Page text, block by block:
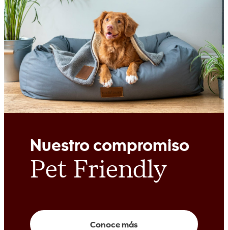
Nuestro compromiso
Pet Friendly
Conoce más